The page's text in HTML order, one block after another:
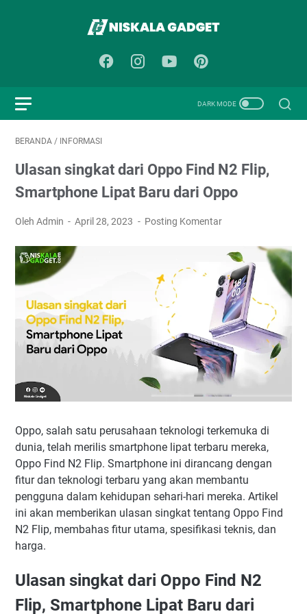
BERANDA / INFORMASI
Ulasan singkat dari Oppo Find N2 Flip,
Smartphone Lipat Baru dari Oppo
Oleh Admin April 28, 2023 Posting Komentar
Oppo, salah satu perusahaan teknologi terkemuka di
dunia, telah merilis smartphone lipat terbaru mereka,
Oppo Find N2 Flip. Smartphone ini dirancang dengan
fitur dan teknologi terbaru yang akan membantu
pengguna dalam kehidupan sehari-hari mereka. Artikel
ini akan memberikan ulasan singkat tentang Oppo Find
N2 Flip, membahas fitur utama, spesifikasi teknis, dan
harga.
Ulasan singkat dari Oppo Find N2
Flip, Smartphone Lipat Baru dari